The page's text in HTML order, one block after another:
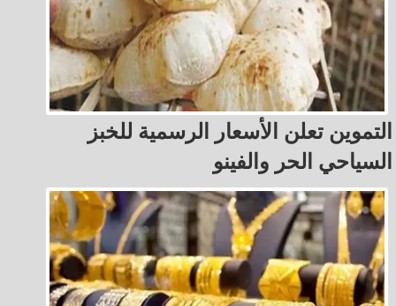
التموين تعلن الأسعار الرسمية للخبز
السياحي الحر والفينو